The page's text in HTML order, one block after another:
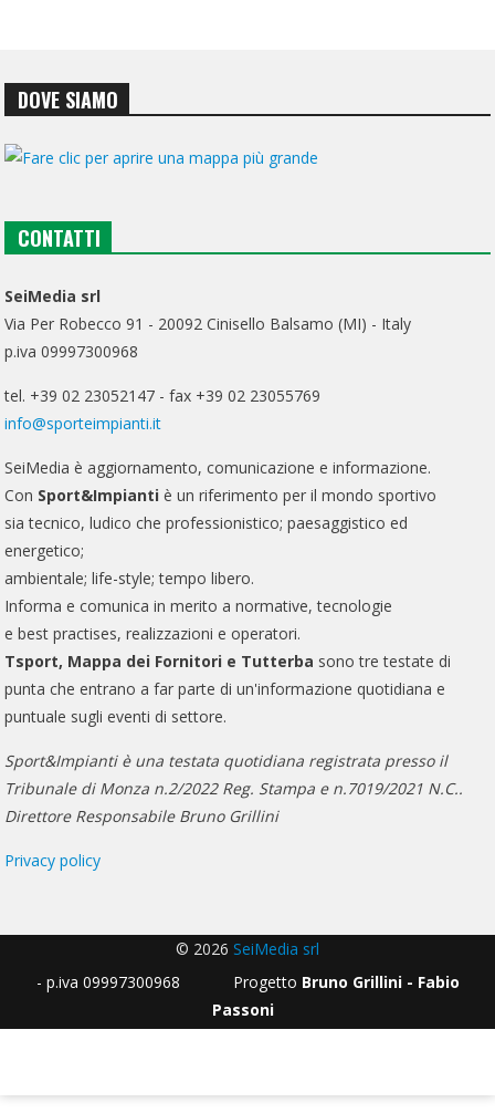
DOVE SIAMO
CONTATTI
SeiMedia srl
Via Per Robecco 91 - 20092 Cinisello Balsamo (MI) - Italy
p.iva 09997300968
tel. +39 02 23052147 - fax +39 02 23055769
info@sporteimpianti.it
SeiMedia è aggiornamento, comunicazione e informazione.
Con Sport&Impianti è un riferimento per il mondo sportivo
sia tecnico, ludico che professionistico; paesaggistico ed
energetico;
ambientale; life-style; tempo libero.
Informa e comunica in merito a normative, tecnologie
e best practises, realizzazioni e operatori.
Tsport, Mappa dei Fornitori e Tutterba sono tre testate di
punta che entrano a far parte di un'informazione quotidiana e
puntuale sugli eventi di settore.
Sport&Impianti è una testata quotidiana registrata presso il
Tribunale di Monza n.2/2022 Reg. Stampa e n.7019/2021 N.C..
Direttore Responsabile Bruno Grillini
Privacy policy
© 2026 SeiMedia srl
- p.iva 09997300968 Progetto Bruno Grillini - Fabio
Passoni